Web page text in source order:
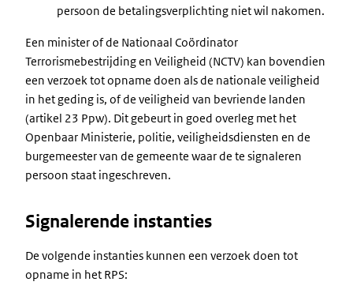
persoon de betalingsverplichting niet wil nakomen.
Een minister of de Nationaal Coördinator
Terrorismebestrijding en Veiligheid (NCTV) kan bovendien
een verzoek tot opname doen als de nationale veiligheid
in het geding is, of de veiligheid van bevriende landen
(artikel 23 Ppw). Dit gebeurt in goed overleg met het
Openbaar Ministerie, politie, veiligheidsdiensten en de
burgemeester van de gemeente waar de te signaleren
persoon staat ingeschreven.
Signalerende instanties
De volgende instanties kunnen een verzoek doen tot
opname in het RPS: